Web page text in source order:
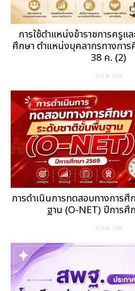
การใช้ตำแหน่งข้าราชการครูแ
ศึกษา ตำแหน่งบุคลากรทางกา
38 ค. (2)
23 ก.ค. 2569
การดำเนินการทดสอบทางการ
ฐาน (O-NET) ปีการศึ
22 ก.ค. 2569